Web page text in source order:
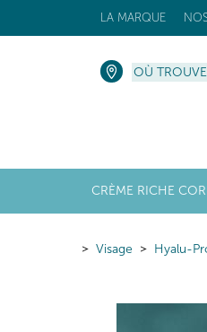
LA MARQUE
OÙ
CRÈME RICHE
Visage Hyalu-